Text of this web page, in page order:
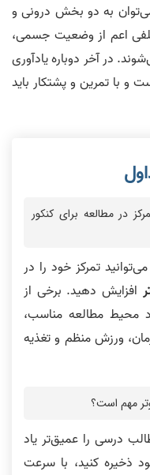
می‌توان به دو بخش درونی و
اعم از وضعیت جسمی،
در آخر دوباره یادآوری
و با تمرین و پشتکار باید
در مطالعه برای کنکور
تمرکز خود را در
افزایش دهید. برخی از
محیط مطالعه مناسب،
ورزش منظم و تغذیه
مهم است؟
درسی را عمیق‌تر یاد
ذخیره کنید، با سرعت